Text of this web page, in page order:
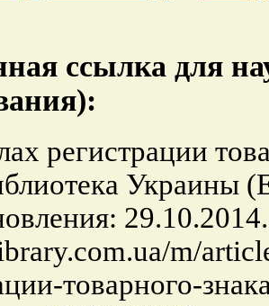
ссылка для
регистрации
Украины
m/
товарного-